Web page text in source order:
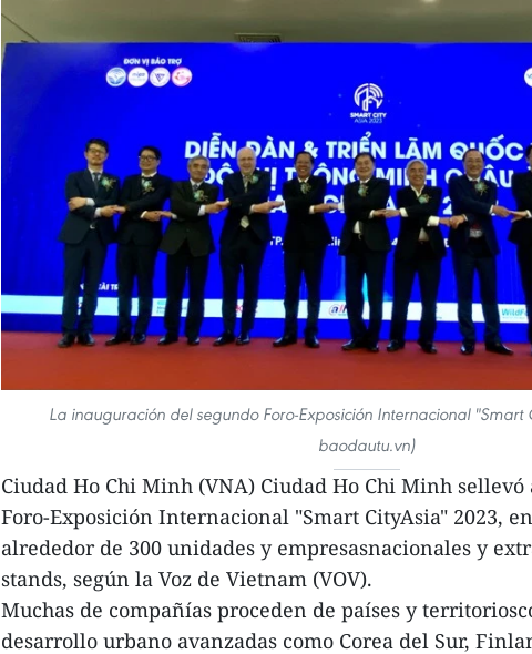
La inauguración del segundo Foro-Exposición Internacional "Smart
baodautu.vn)
Ciudad Ho Chi Minh (VNA) Ciudad Ho Chi Minh sellevó
Foro-Exposición Internacional "Smart CityAsia" 2023,
alrededor de 300 unidades y empresasnacionales y
stands, según la Voz de Vietnam (VOV).
Muchas de compañías proceden de países y
desarrollo urbano avanzadas como Corea del Sur,